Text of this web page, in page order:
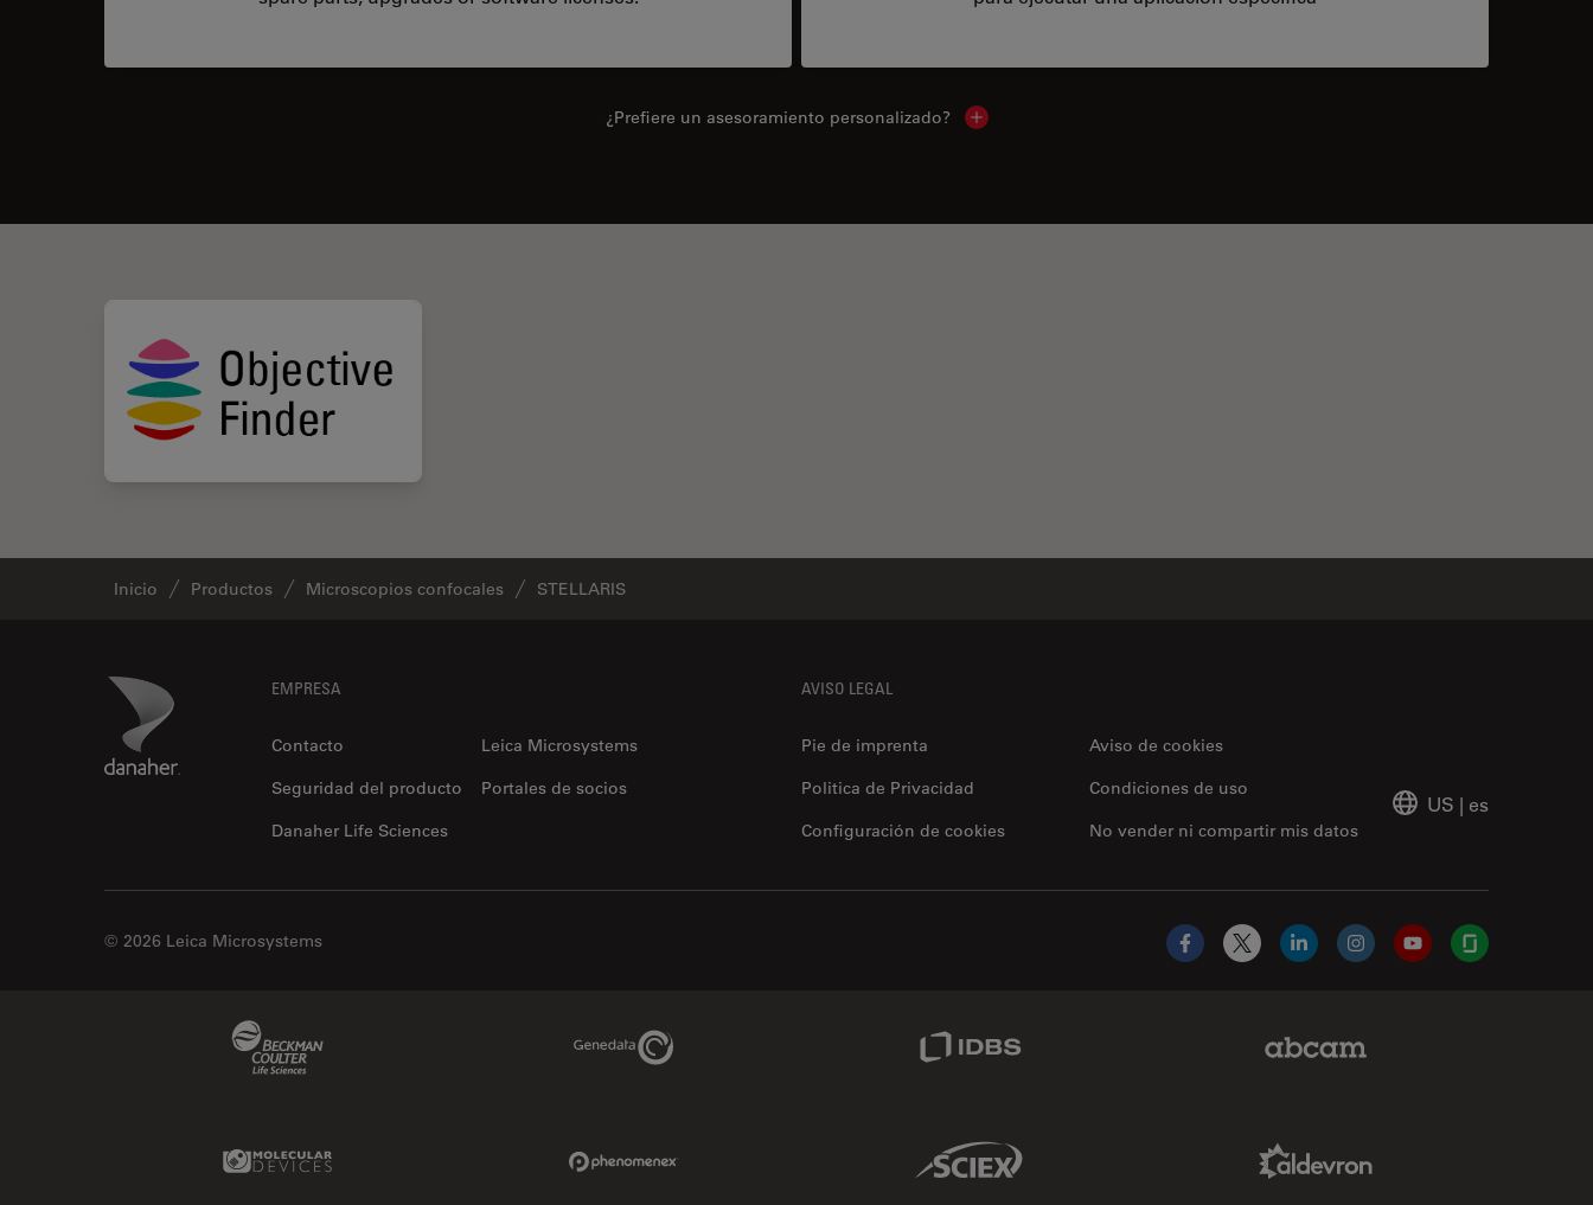
¿Prefiere un asesoramiento personalizado? Show local contacts
Inicio Productos Microscopios confocales STELLARIS
Danaher Logo EMPRESA
Contacto
Leica Microsystems
Seguridad del producto
Portales de socios
Danaher Life Sciences
AVISO LEGAL
Pie de imprenta
Aviso de cookies
Politica de Privacidad
No vender ni compartir mis datos
Condiciones de uso
Configuración de cookies
US | es
© 2026 Leica Microsystems
Facebook
X LinkedInInstagramYouTubeGlassdoor
Genedata Link
Molecular Devices Link Sciex Link